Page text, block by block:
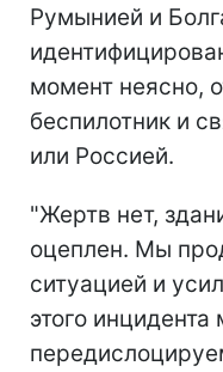
Румынией и
момент неясно,
беспилотник и
или Россией.
"Жертв нет,
оцеплен. Мы
ситуацией и
этого